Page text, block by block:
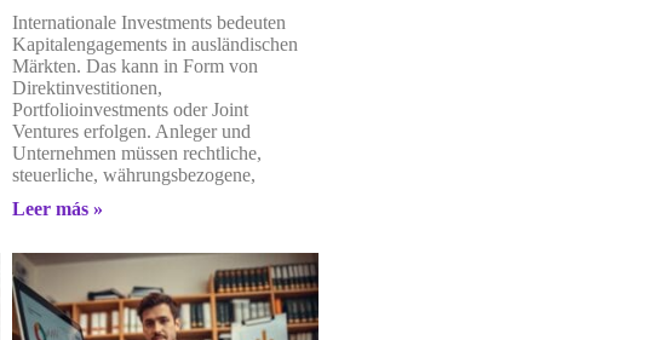
Internationale Investments bedeuten
Kapitalengagements in ausländischen
Märkten. Das kann in Form von
Direktinvestitionen,
Portfolioinvestments oder Joint
Ventures erfolgen. Anleger und
Unternehmen müssen rechtliche,
steuerliche, währungsbezogene,
Leer más »